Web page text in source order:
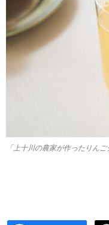
「上十川の農家が作ったりんご